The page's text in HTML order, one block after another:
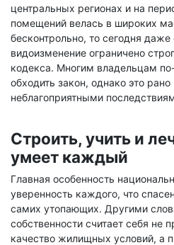
центральных регионах и на
помещений велась в широких
бесконтрольно, то сегодня
видоизменение ограничено
кодекса. Многим владельцам
обходить закон, однако это
неблагоприятными
Строить, учить и
умеет каждый
Главная особенность
уверенность каждого, что
самих утопающих. Другими
собственности считает себя не
качество жилищных условий, а